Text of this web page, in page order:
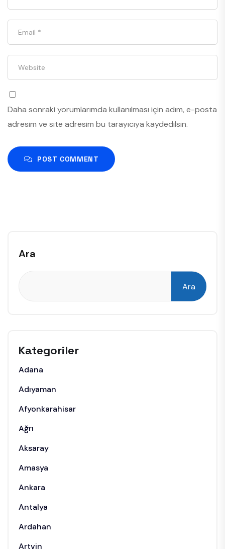
Daha sonraki yorumlarımda kullanılması için adım, e-posta
adresim ve site adresim bu tarayıcıya kaydedilsin.
POST COMMENT
Ara
Ara
Kategoriler
Adana
Adıyaman
Afyonkarahisar
Ağrı
Aksaray
Amasya
Ankara
Antalya
Ardahan
Artvin